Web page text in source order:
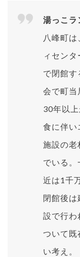
湯っこラ
八峰町
ィセン
で閉館
会で町当
30年以
食に伴い
施設の老
でいる。
近は1千
閉館後
設で行わ
ついて既
い考え。